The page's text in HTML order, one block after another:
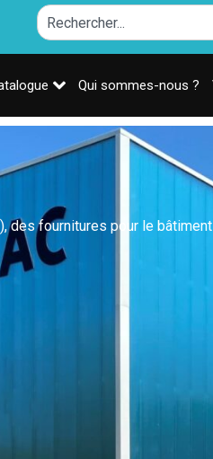
Qui sommes-nous ?
des fournitures pour le